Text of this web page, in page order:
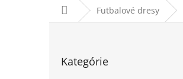
DomovFutbalové dresy
kategórie
Kategórie